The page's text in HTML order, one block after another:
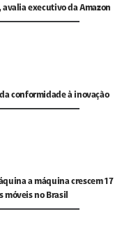
avalia executivo da Amazon
da conformidade à inovação
a máquina crescem 17
móveis no Brasil